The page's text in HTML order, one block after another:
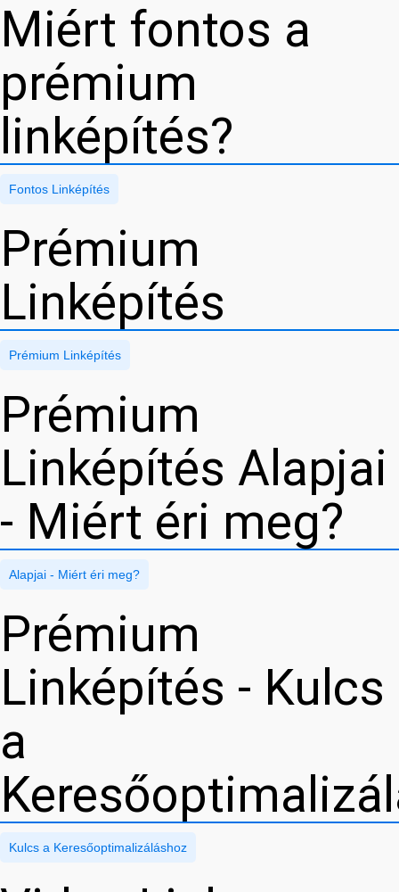
Miért fontos a
prémium
linképítés?
Fontos Linképítés
Prémium
Linképítés
Prémium Linképítés
Prémium
Linképítés Alapjai
- Miért éri meg?
Alapjai - Miért éri meg?
Prémium
Linképítés - Kulcs
a
Kulcs a Keresőoptimalizáláshoz